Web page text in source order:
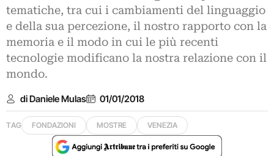
tematiche, tra cui i cambiamenti del linguaggio
e della sua percezione, il nostro rapporto con la
memoria e il modo in cui le più recenti
tecnologie modificano la nostra relazione con il
mondo.
di Daniele Mulas 01/01/2018
TAG FONDAZIONI MOSTRE VENEZIA